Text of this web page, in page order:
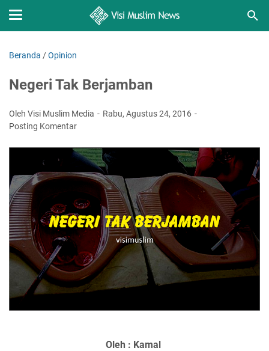
Beranda /Opinion
Negeri Tak Berjamban
Oleh Visi Muslim Media
Rabu, Agustus 24, 2016
Posting Komentar
Oleh : Kamal